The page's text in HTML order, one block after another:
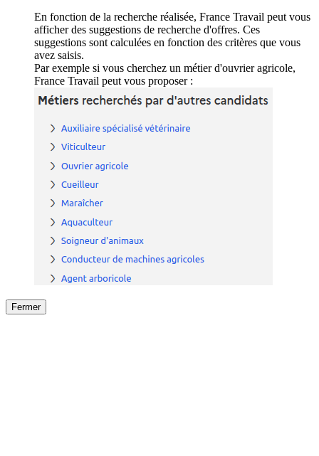
En fonction de la recherche réalisée, France Travail peut vous
afficher des suggestions de recherche d'offres. Ces
suggestions sont calculées en fonction des critères que vous
avez saisis.
Par exemple si vous cherchez un métier d'ouvrier agricole,
France Travail peut vous proposer :
Fermer